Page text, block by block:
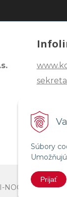
Súbory
Prijať
Tel:
Fax: